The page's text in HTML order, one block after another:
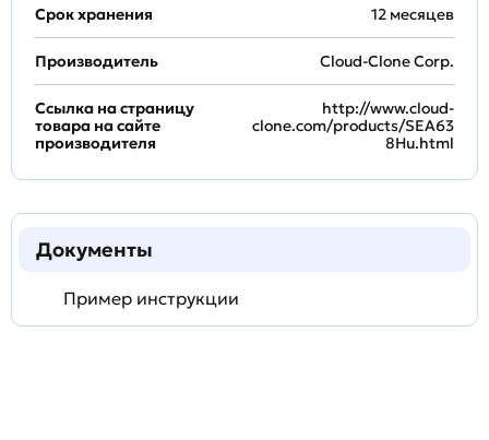
Срок хранения 12 месяцев
Производитель Cloud-Clone Corp.
Ссылка на страницу
товара на сайте
производителя
http://www.cloud-
clone.com/products/SEA63
8Hu.html
Документы
Пример инструкции